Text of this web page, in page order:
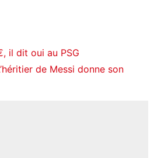
il dit oui au PSG
de Messi donne son